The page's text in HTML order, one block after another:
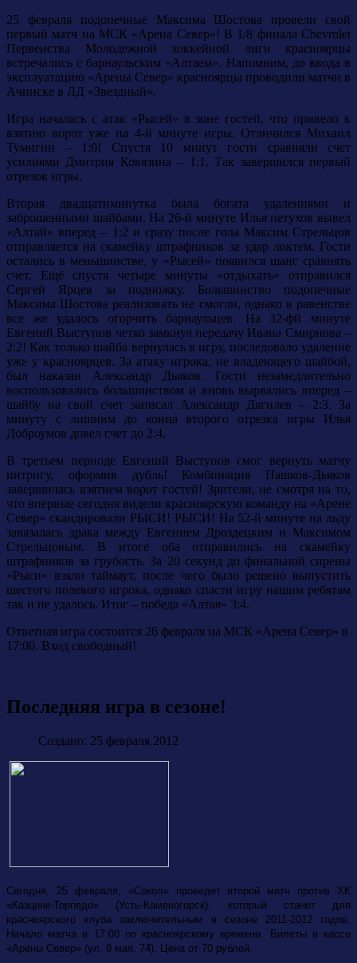
25 февраля подопечные Максима Шостова провели свой
первый матч на МСК «Арена Север»! В 1/8 финала Chevrolet
Первенства Молодежной хоккейной лиги красноярцы
встречались с барнаульским «Алтаем». Напомним, до ввода в
эксплуатацию «Арены Север» красноярцы проводили матчи в
Ачинске в ЛД «Звездный».
Игра началась с атак «Рысей» в зоне гостей, что привело к
взятию ворот уже на 4-й минуте игры. Отличился Михаил
Тумигин – 1:0! Спустя 10 минут гости сравняли счет
усилиями Дмитрия Ковязина – 1:1. Так завершился первый
отрезок игры.
Вторая двадцатиминутка была богата удалениями и
заброшенными шайбами. На 26-й минуте Илья петухов вывел
«Алтай» вперед – 1:2 и сразу после гола Максим Стрельцов
отправляется на скамейку штрафников за удар локтем. Гости
остались в меньшинстве, у «Рысей» появился шанс сравнять
счет. Ещё спустя четыре минуты «отдыхать» отправился
Сергей Ярцев за подножку. Большинство подопечные
Максима Шостова реализовать не смогли, однако в равенстве
все же удалось огорчить барнаульцев. На 32-фй минуте
Евгений Выступов четко замкнул передачу Ивана Смирнова –
2:2! Как только шайба вернулась в игру, последовало удаление
уже у красноярцев. За атаку игрока, не владеющего шайбой,
был наказан Александр Дьяков. Гости незамедлительно
воспользовались большинством и вновь вырвались вперед –
шайбу на свой счет записал Александр Дягилев – 2:3. За
минуту с лишним до конца второго отрезка игры Илья
Доброумов довел счет до 2:4.
В третьем периоде Евгений Выступов смог вернуть матчу
интригу, оформив дубль! Комбинация Пашков-Дьяков
завершилась взятием ворот гостей! Зрители, не смотря на то,
что впервые сегодня видели красноярскую команду на «Арене
Север» скандировали РЫСИ! РЫСИ! На 52-й минуте на льду
завязалась драка между Евгением Дроздецким и Максимом
Стрельцовым. В итоге оба отправились на скамейку
штрафников за грубость. За 20 секунд до финальной сирены
«Рыси» взяли таймаут, после чего было решено выпустить
шестого полевого игрока, однако спасти игру нашим ребятам
так и не удалось. Итог – победа «Алтая» 3:4.
Ответная игра состоится 26 февраля на МСК «Арена Север» в
17:00. Вход свободный!
Последняя игра в сезоне!
Создано: 25 февраля 2012
Сегодня, 25 февраля, «Сокол» проведет второй матч против ХК
«Казцинк-Торпедо» (Усть-Каменогорск), который станет для
красноярского клуба заключительным в сезоне 2011-2012 годов.
Начало матча в 17:00 по красноярскому времени. Билеты в кассе
«Арены Север» (ул. 9 мая, 74). Цена от 70 рублей.